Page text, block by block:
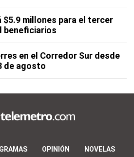
$5.9 millones para el tercer
beneficiarios
en el Corredor Sur desde
de agosto
OPINIÓN NOVELAS